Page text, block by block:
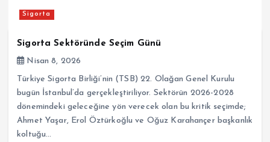
Sigorta
Sigorta Sektöründe Seçim Günü
Nisan 8, 2026
Türkiye Sigorta Birliği’nin (TSB) 22. Olağan Genel Kurulu
bugün İstanbul’da gerçekleştiriliyor. Sektörün 2026-2028
dönemindeki geleceğine yön verecek olan bu kritik seçimde;
Ahmet Yaşar, Erol Öztürkoğlu ve Oğuz Karahançer başkanlık
koltuğu…